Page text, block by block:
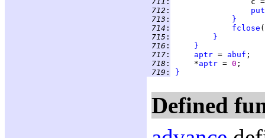
712 :
713 :
}
714 :
fclose
715 :
}
716 :
}
717 : aptr = abuf
718 :
     *
aptr = 0
719 : }
Defined